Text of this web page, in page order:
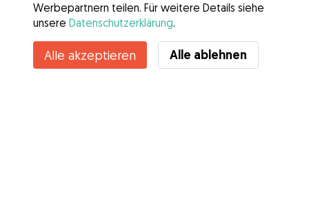
Werbepartnern teilen. Für weitere Details siehe
unsere Datenschutzerklärung.
Alle akzeptieren Alle ablehnen